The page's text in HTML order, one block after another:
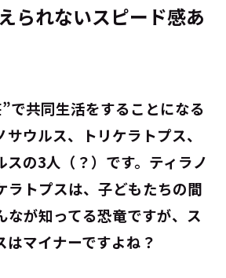
られないスピード感あ
”で共同生活をすることになる
ウルス、トリケラトプス、
スの3人（？）です。ティラノ
ラトプスは、子どもたちの間
なが知ってる恐竜ですが、ス
はマイナーですよね？